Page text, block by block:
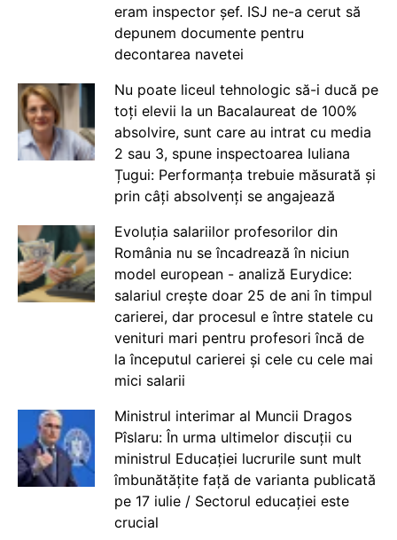
eram inspector șef. ISJ ne-a cerut să
depunem documente pentru
decontarea navetei
Nu poate liceul tehnologic să-i ducă pe
toți elevii la un Bacalaureat de 100%
absolvire, sunt care au intrat cu media
2 sau 3, spune inspectoarea Iuliana
Țugui: Performanța trebuie măsurată și
prin câți absolvenți se angajează
Evoluția salariilor profesorilor din
România nu se încadrează în niciun
model european - analiză Eurydice:
salariul crește doar 25 de ani în timpul
carierei, dar procesul e între statele cu
venituri mari pentru profesori încă de
la începutul carierei și cele cu cele mai
mici salarii
Ministrul interimar al Muncii Dragos
Pîslaru: În urma ultimelor discuții cu
ministrul Educației lucrurile sunt mult
îmbunătățite față de varianta publicată
pe 17 iulie / Sectorul educației este
crucial